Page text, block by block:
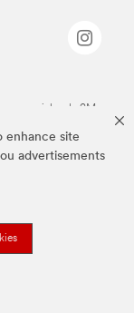
enhance site
advertisements
comerciales de 3M.